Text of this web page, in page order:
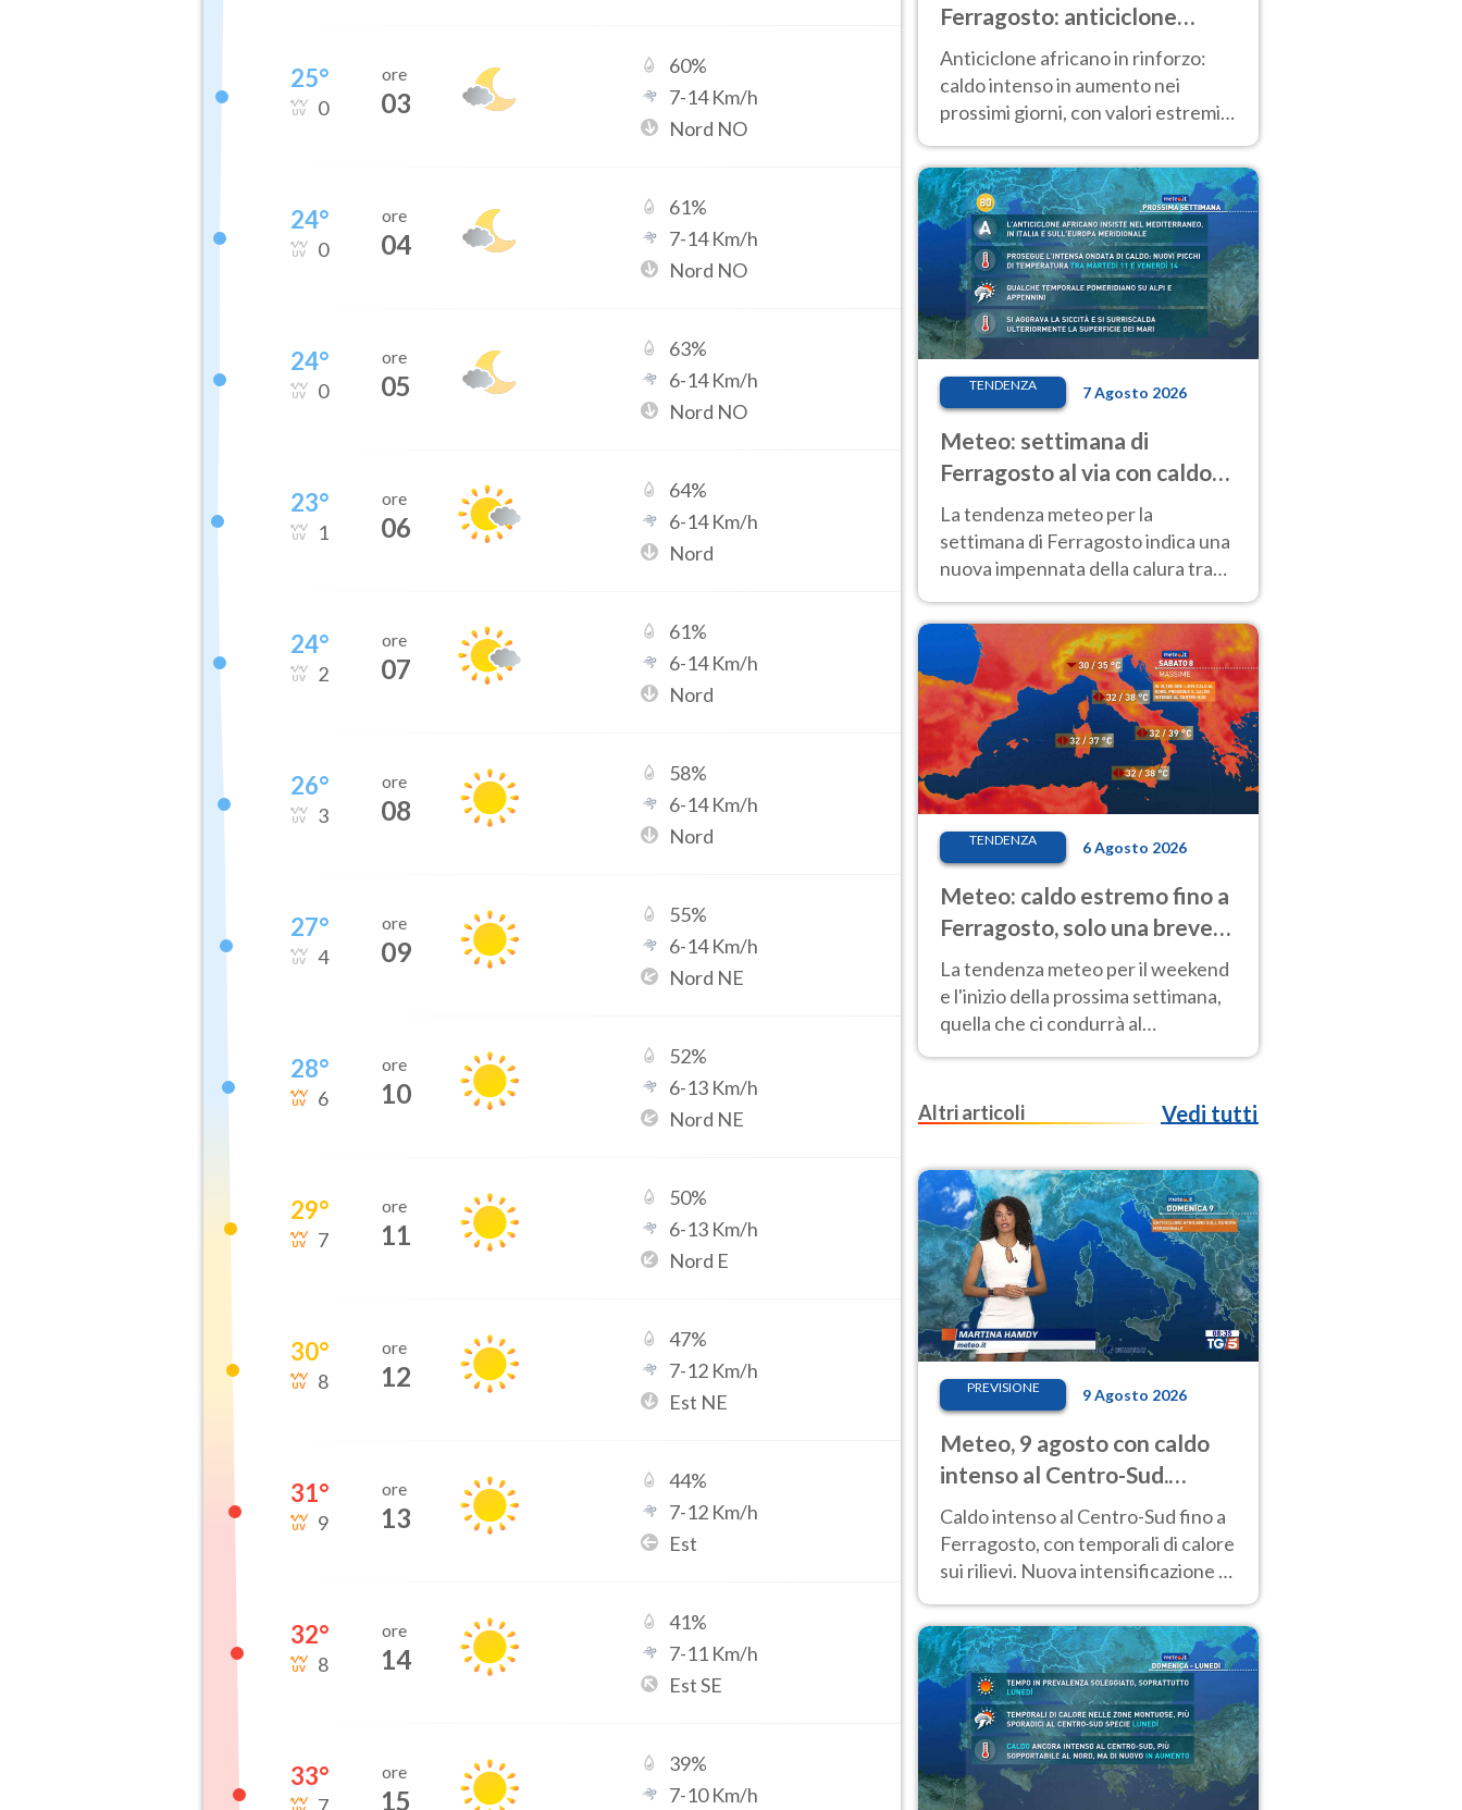
25°
0
ore
03
60%
7-14Km/h
Nord NO
24°
0
ore
04
61%
7-14Km/h
Nord NO
24°
0
ore
05
63%
6-14Km/h
Nord NO
23°
1
ore
06
64%
6-14Km/h
Nord
24°
2
ore
07
61%
6-14Km/h
Nord
26°
3
ore
08
58%
6-14Km/h
Nord
27°
4
ore
09
55%
6-14Km/h
Nord NE
28°
6
ore
10
52%
6-13 Km/h
Nord NE
29°
7
ore
11
50%
6-13 Km/h
Nord E
30°
8
ore
12
47%
7-12 Km/h
Est NE
31°
9
ore
13
44%
7-12 Km/h
Est
32°
8
ore
14
41%
7-11 Km/h
Est SE
33° ore
15
39%
7-10Km/h
Ferragosto: anticiclone
africano ancora
protagonista
Anticiclone africano in rinforzo:
caldo intenso in aumento nei
prossimi giorni, con valori estremi
d’Italia
TENDENZA 7 Agosto 2026
Meteo: settimana di
Ferragosto al via con caldo
intenso e qualche temporale
La tendenza meteo per la
settimana di Ferragosto indica una
nuova impennata della calura tra
anche al Nord.
TENDENZA 6 Agosto 2026
Meteo: caldo estremo fino a
Ferragosto, solo una breve
pausa. Ecco dove
La tendenza meteo per il weekend
e l'inizio della prossima settimana,
quella che ci condurrà al
Ferragosto, vede ancora
Altri articoli
Vedi tutti
PREVISIONE 9 Agosto 2026
Meteo, 9 agosto con caldo
intenso al Centro-Sud.
Temporali sui rilievi
Caldo intenso al Centro-Sud fino a
Ferragosto, con temporali di calore
sui rilievi. Nuova intensificazione la
verso i 40 °C.